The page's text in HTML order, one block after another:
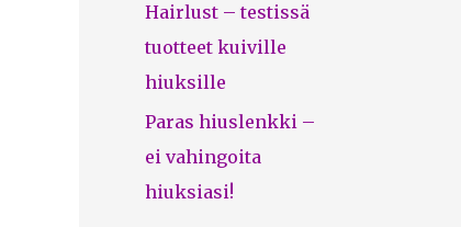
Hairlust – testissä
tuotteet kuiville
hiuksille
Paras hiuslenkki –
ei vahingoita
hiuksiasi!